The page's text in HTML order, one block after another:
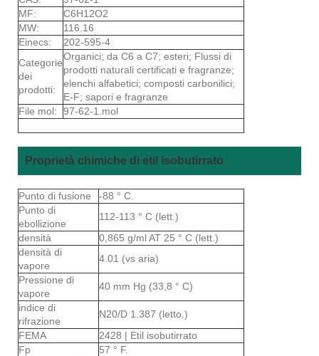
MF:
C6H12O2
MW:
116.16
Einecs:
202-595-4
Categorie
dei
prodotti:
Organici; da C6 a C7; esteri; Flussi di
prodotti naturali certificati e fragranze;
elenchi alfabetici; composti carbonilici;
E-F; sapori e fragranze
File mol:
97-62-1.mol
Proprietà chimiche di etil isobutirrato
Punto di fusione
-88 ° C.
Punto di
ebollizione
112-113 ° C (lett.)
densità
0,865 g/ml AT 25 ° C (lett.)
densità di
vapore
4.01 (vs aria)
Pressione di
vapore
40 mm Hg (33,8 ° C)
indice di
rifrazione
N20/D 1.387 (letto.)
FEMA
2428 | Etil isobutirrato
Fp
57 ° F.